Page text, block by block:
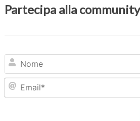
Partecipa alla community